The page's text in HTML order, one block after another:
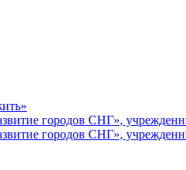
городов СНГ»,
городов СНГ»,